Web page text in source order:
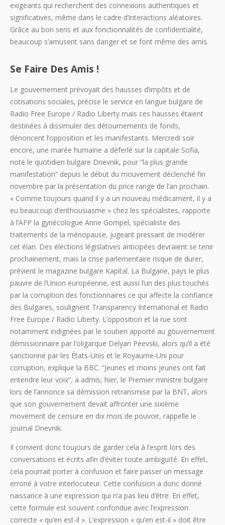
exigeants qui recherchent des connexions authentiques et
significatives, même dans le cadre d’interactions aléatoires.
Grâce au bon sens et aux fonctionnalités de confidentialité,
beaucoup s’amusent sans danger et se font même des amis.
Se Faire Des Amis !
Le gouvernement prévoyait des hausses d’impôts et de
cotisations sociales, précise le service en langue bulgare de
Radio Free Europe / Radio Liberty mais ces hausses étaient
destinées à dissimuler des détournements de fonds,
dénoncent l’opposition et les manifestants. Mercredi soir
encore, une marée humaine a déferlé sur la capitale Sofia,
note le quotidien bulgare Dnevnik, pour “la plus grande
manifestation” depuis le début du mouvement déclenché fin
novembre par la présentation du price range de l’an prochain.
« Comme toujours quand il y a un nouveau médicament, il y a
eu beaucoup d’enthousiasme » chez les spécialistes, rapporte
à l’AFP la gynécologue Anne Gompel, spécialiste des
traitements de la ménopause, jugeant pressant de modérer
cet élan. Des élections législatives anticipées devraient se tenir
prochainement, mais la crise parlementaire risque de durer,
prévient le magazine bulgare Kapital. La Bulgarie, pays le plus
pauvre de l’Union européenne, est aussi l’un des plus touchés
par la corruption des fonctionnaires ce qui affecte la confiance
des Bulgares, soulignent Transparency International et Radio
Free Europe / Radio Liberty. L’opposition et la rue sont
notamment indignées par le soutien apporté au gouvernement
démissionnaire par l’oligarque Delyan Peevski, alors qu’il a été
sanctionné par les États-Unis et le Royaume-Uni pour
corruption, explique la BBC. “Jeunes et moins jeunes ont fait
entendre leur voix”, a admis, hier, le Premier ministre bulgare
lors de l’annonce sa démission retransmise par la BNT, alors
que son gouvernement devait affronter une sixième
movement de censure en dix mois de pouvoir, rappelle le
journal Dnevnik.
Il convient donc toujours de garder cela à l’esprit lors des
conversations et écrits afin d’éviter toute ambiguïté. En effet,
cela pourrait porter à confusion et faire passer un message
erroné à votre interlocuteur. Cette confusion a donc donné
naissance à une expression qui n’a pas lieu d’être. En effet,
cette formule est souvent confondue avec l’expression
correcte « qu’en est-il ». L’expression « qu’en est-il » doit être